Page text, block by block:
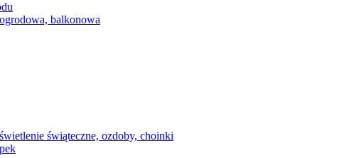
balkonowa
świąteczne, ozdoby, choinki